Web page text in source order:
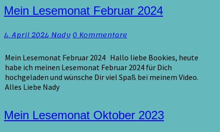
Mein
Lesemonat
2024
Mein Lesemonat Februar 2024
4. April 2024NadyKommentare
0 Kommentare
Mein Lesemonat Februar 2024 Hallo liebe Bookies, heute
habe ich meinen Lesemonat Februar 2024 für Dich
hochgeladen und wünsche Dir viel Spaß bei meinem Video.
Alles Liebe Nady
Mein
Lesemonat
Mein Lesemonat Oktober 2023